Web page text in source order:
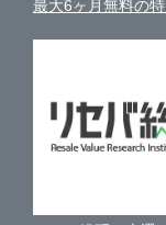
ガリバー泉佐野店
河内長野市
和泉市
近くのお店で車
車比較サイト
保険代理店業務
古物営業法に基
最大6ヶ月無料の特